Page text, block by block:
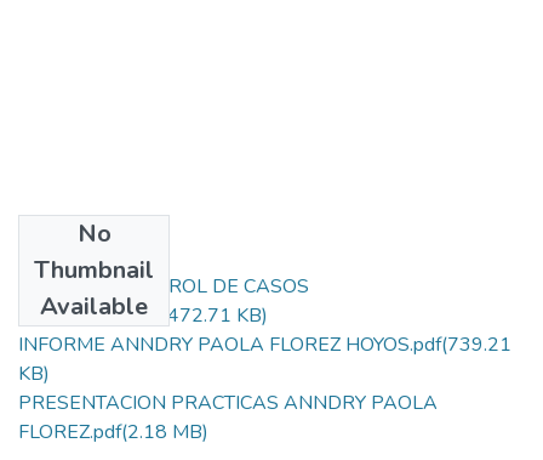
No
Thumbnail
Available
FORMATO CONTROL DE CASOS
ATENDIDOS.pdf
(472.71 KB)
INFORME ANNDRY PAOLA FLOREZ HOYOS.pdf(739.21
KB)
PRESENTACION PRACTICAS ANNDRY PAOLA
FLOREZ.pdf(2.18 MB)